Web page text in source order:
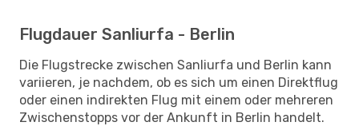
Flugdauer Sanliurfa - Berlin
Die Flugstrecke zwischen Sanliurfa und Berlin kann
variieren, je nachdem, ob es sich um einen Direktflug
oder einen indirekten Flug mit einem oder mehreren
Zwischenstopps vor der Ankunft in Berlin handelt.